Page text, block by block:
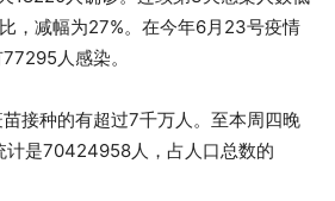
，减幅为27%。在今年6月23号疫情
人感染。
接种的有超过7千万人。至本周四晚
计是70424958人，占人口总数的